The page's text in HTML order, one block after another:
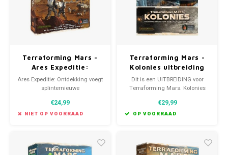
Terraforming Mars -
Ares Expeditie:
Ontdekking
uitbreiding (NL)
Ares Expeditie: Ontdekking voegt
splinternieuwe
geliefde Terraforming Mars:
Ares Expeditie.
€24,99
NIET OP VOORRAAD
Terraforming Mars -
Kolonies uitbreiding
(NL)
Dit is een UITBREIDING voor
Terraforming Mars. Kolonies
basisspel gespeeld worden en
kan met om het even welke
€29,99
OP VOORRAAD